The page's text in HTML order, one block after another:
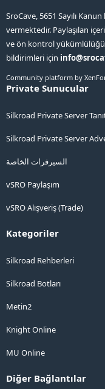
SroCave, 5651 Sayılı
vermektedir. Paylaşılan
ve ön kontrol
bildirimleri için
Community platform by
Private Sunucular
Silkroad Private Server
Silkroad Private Server
السيرفرات الخاصة
vSRO Paylaşım
vSRO Alışveriş (Trade)
Kategoriler
Silkroad Rehberleri
Silkroad Botları
Metin2
Knight Online
MU Online
Diğer Bağlantılar